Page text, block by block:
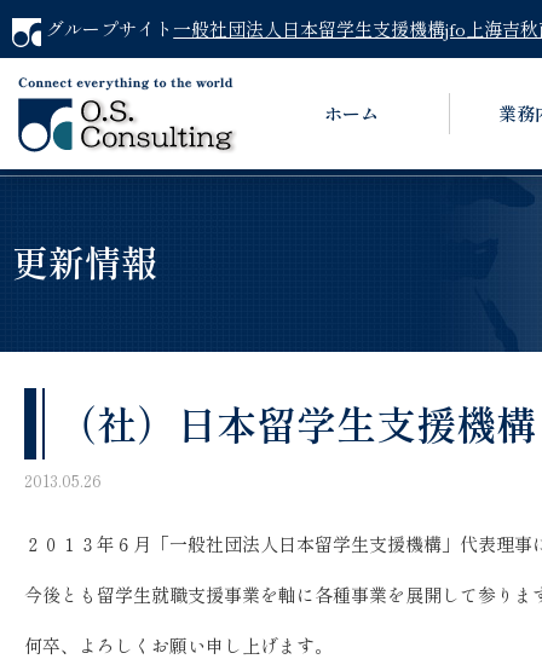
グループサイト 一般社団法人日本留学生支援機構jfo 上海吉
ホーム 業務
更新情報
（社）日本留学生支援
2013.05.26
２０１３年６月「一般社団法人日本留学生支援機構」代表理
今後とも留学生就職支援事業を軸に各種事業を展開して参りま
何卒、よろしくお願い申し上げます。